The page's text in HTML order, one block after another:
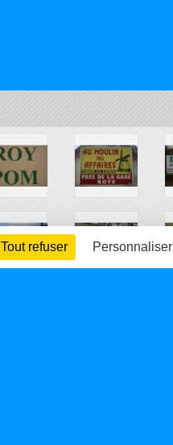
Tout refuser Personnaliser